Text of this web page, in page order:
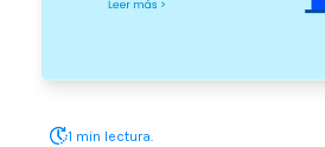
1 min lectura.